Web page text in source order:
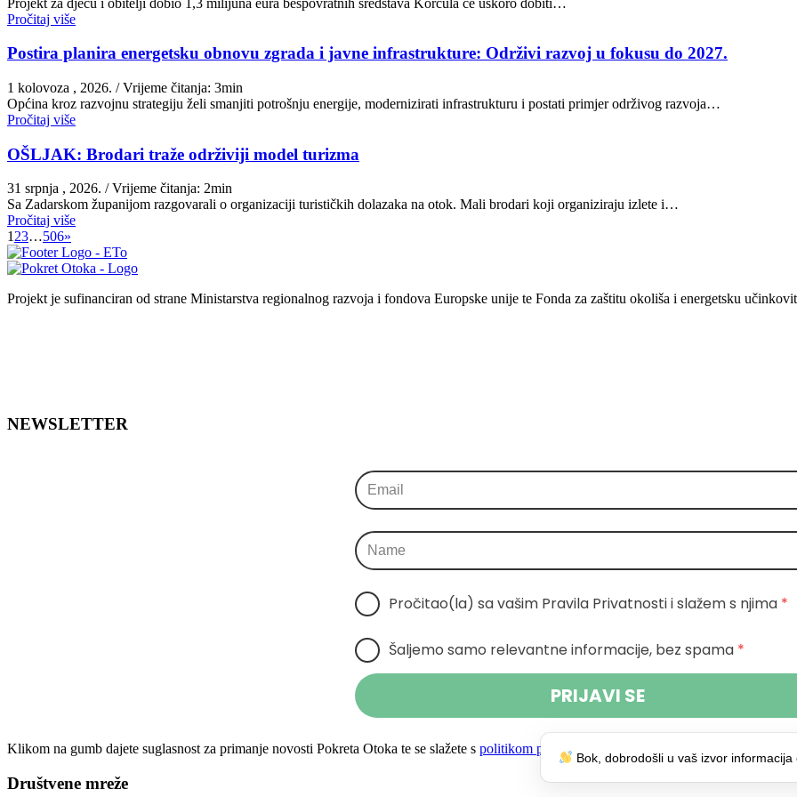
Pročitaj više
Postira planira energetsku obnovu zgrada i javne infrastrukture: Održivi razvoj u fokusu do 2027.
1 kolovoza , 2026. / Vrijeme čitanja: 3min
Općina kroz razvojnu strategiju želi smanjiti potrošnju energije, modernizirati infrastrukturu i postati primjer održivog razvoja…
Pročitaj više
OŠLJAK: Brodari traže održiviji model turizma
31 srpnja , 2026. / Vrijeme čitanja: 2min
Sa Zadarskom županijom razgovarali o organizaciji turističkih dolazaka na otok. Mali brodari koji organiziraju izlete i…
Pročitaj više
123…506»
Projekt je sufinanciran od strane Ministarstva regionalnog razvoja i fondova Europske unije te Fonda za zaštitu okoliša i energetsku
NEWSLETTER
Pročitao(la) sa vašim Pravila Privatnosti i slažem s njima *
Šaljemo samo relevantne informacije, bez spama *
PRIJAVI SE
Klikom na gumb dajete suglasnost za primanje novosti Pokreta Otoka te se slažete s politikom privatnosti.
Društvene mreže
Bok, dobrodošli u vaš izvor